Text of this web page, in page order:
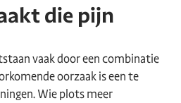
die pijn
vaak door een combinatie
oorzaak is een te
Wie plots meer